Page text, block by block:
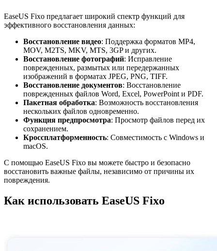
EaseUS Fixo предлагает широкий спектр функций для
эффективного восстановления данных:
Восстановление видео: Поддержка форматов MP4,
MOV, M2TS, MKV, MTS, 3GP и других.
Восстановление фотографий: Исправление
поврежденных, размытых или передержанных
изображений в форматах JPEG, PNG, TIFF.
Восстановление документов: Восстановление
поврежденных файлов Word, Excel, PowerPoint и PDF.
Пакетная обработка: Возможность восстановления
нескольких файлов одновременно.
Функция предпросмотра: Просмотр файлов перед их
сохранением.
Кроссплатформенность: Совместимость с Windows и
macOS.
С помощью EaseUS Fixo вы можете быстро и безопасно
восстановить важные файлы, независимо от причины их
повреждения.
Как использовать EaseUS Fixo